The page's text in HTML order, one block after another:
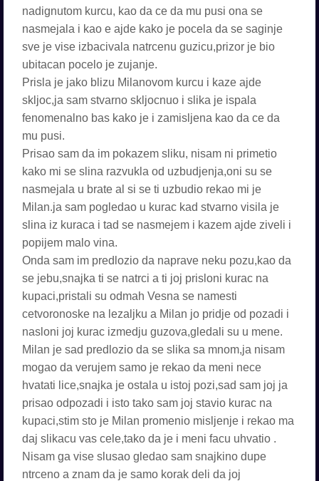
nadignutom kurcu, kao da ce da mu pusi ona se
nasmejala i kao e ajde kako je pocela da se saginje
sve je vise izbacivala natrcenu guzicu,prizor je bio
ubitacan pocelo je zujanje.
Prisla je jako blizu Milanovom kurcu i kaze ajde
skljoc,ja sam stvarno skljocnuo i slika je ispala
fenomenalno bas kako je i zamisljena kao da ce da
mu pusi.
Prisao sam da im pokazem sliku, nisam ni primetio
kako mi se slina razvukla od uzbudjenja,oni su se
nasmejala u brate al si se ti uzbudio rekao mi je
Milan.ja sam pogledao u kurac kad stvarno visila je
slina iz kuraca i tad se nasmejem i kazem ajde ziveli i
popijem malo vina.
Onda sam im predlozio da naprave neku pozu,kao da
se jebu,snajka ti se natrci a ti joj prisloni kurac na
kupaci,pristali su odmah Vesna se namesti
cetvoronoske na lezaljku a Milan jo pridje od pozadi i
nasloni joj kurac izmedju guzova,gledali su u mene.
Milan je sad predlozio da se slika sa mnom,ja nisam
mogao da verujem samo je rekao da meni nece
hvatati lice,snajka je ostala u istoj pozi,sad sam joj ja
prisao odpozadi i isto tako sam joj stavio kurac na
kupaci,stim sto je Milan promenio misljenje i rekao ma
daj slikacu vas cele,tako da je i meni facu uhvatio .
Nisam ga vise slusao gledao sam snajkino dupe
ntrceno a znam da je samo korak deli da joj